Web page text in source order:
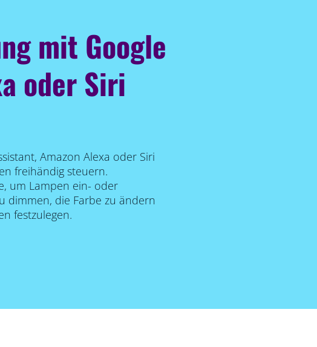
mit Google
oder Siri
Amazon Alexa oder Siri
freihändig steuern.
um Lampen ein- oder
dimmen, die Farbe zu ändern
festzulegen.